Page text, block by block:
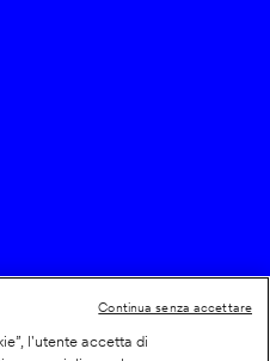
l'utente accetta di
Continua senza accettare